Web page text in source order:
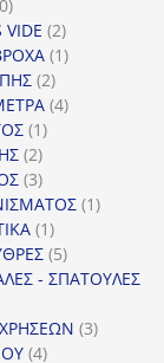
προϊόντα
22
προϊόντα
11
22
προϊόντα
44
11
προϊόν
22
προϊόντα
33
προϊόντα
11
11
προϊόν
55
προϊόντα
- ΣΠΑΤΟΥΛΕΣ
33
44